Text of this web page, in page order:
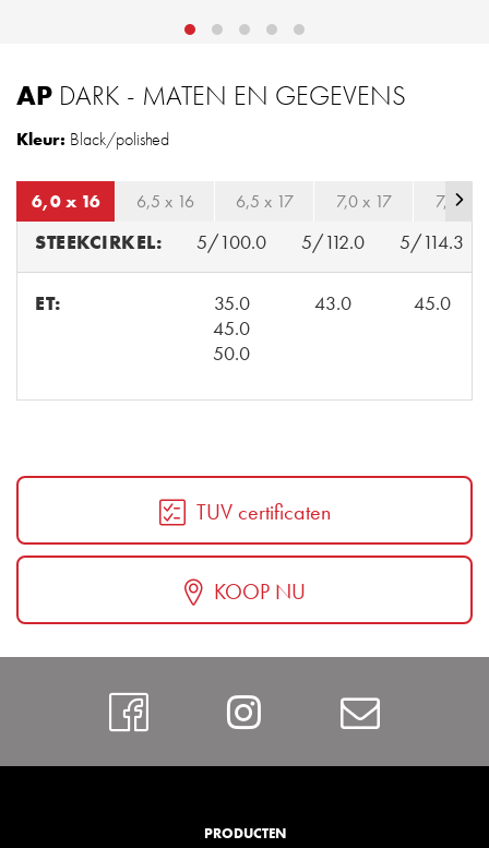
AP DARK - MATEN EN GEGEVENS
Kleur: Black/polished
6,0 x 16 6,5 x 16 6,5 x 17 7,0 x 17 7,0 x
STEEKCIRKEL: 5/100.0 5/112.0 5/114.3
ET:
35.0
45.0
50.0
43.0 45.0
TUV certificaten
KOOP NU
FacebookInstagram
PRODUCTEN